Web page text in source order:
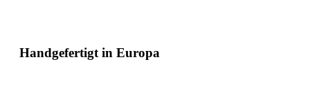
Handgefertigt in Europa